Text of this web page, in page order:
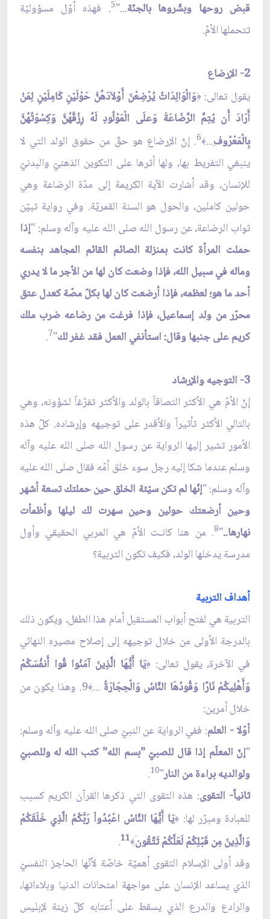
قبض روحها وبشّروها بالجنّة..."
5. فهذه أوّل مسؤوليّة
تتحملها الأمّ.
2- الإرضاع
يقول تعالى:﴿وَالْوَالِدَاتُ يُرْضِعْنَ أَوْلاَدَهُنَّ حَوْلَيْنِ كَامِلَيْنِ لِمَنْ
أَرَادَ أَن يُتِمَّ الرَّضَاعَةَ وَعلَى الْمَوْلُودِ لَهُ رِزْقُهُنَّ وَكِسْوَتُهُنَّ
بِالْمَعْرُوفِ...﴾6. إنّ الإرضاع هو حقّ من حقوق الولد التي لا
ينبغي التفريط بها، ولها أثرها على التكوين الذهنيّ والبدنيّ
للإنسان، وقد أشارت الآية الكريمة إلى مدّة الرضاعة وهي
حولين كاملين، والحول هو السنة القمريّة. وفي رواية تبيّن
ثواب الرضاعة، عن رسول الله صلى الله عليه وآله وسلم: "إذا
حملت المرأة كانت بمنزلة الصائم القائم المجاهد بنفسه
وماله في سبيل الله، فإذا وضعت كان لها من الأجر ما لا يدري
أحد ما هو؛ لعظمه، فإذا أرضعت كان لها بكلّ مصّة كعدل عتق
محرّر من ولد إسماعيل، فإذا فرغت من رضاعه ضرب ملك
كريم على جنبها وقال: استأنفي العمل فقد غفر لك"
7
.
3- التوجيه والإرشاد
إنّ الأمّ هي الأكثر التصاقاً بالولد والأكثر تفرّغاً لشؤونه، وهي
بالتالي الأكثر تأثيراً والأقدر على توجيهه وإرشاده. كلّ هذه
الأمور تشير إليها الرواية عن رسول الله صلى الله عليه وآله
وسلم عندما شكا إليه رجل سوء خلق أمّه فقال صلى الله عليه
وآله وسلم: "إنّها لم تكن سيّئة الخلق حين حملتك تسعة أشهر
وحين أرضعتك حولين وحين سهرت لك ليلها وأظمأت
نهارها.."
8. من هنا كانـت الأمّ هي المربي الحقيقي وأول
مدرسة يدخلها الولد، فكيف تكون التربية؟
أهداف التربية
التربية هي لفتح أبواب المستقبل أمام هذا الطفل، ويكون ذلك
بالدرجة الأولى من خلال توجيهه إلى إصلاح مصيره النهائي
في الآخرة، يقول تعالى:﴿يَا أَيُّهَا الَّذِينَ آمَنُوا قُوا أَنفُسَكُمْ
وَأَهْلِيكُمْ نَارًا وَقُودُهَا النَّاسُ وَالْحِجَارَةُ ...﴾ 9. وهذا يكون من
خلال أمرين:
أوّلا- العلم: ففي الرواية عن النبيّ صلى الله عليه وآله وسلم:
"إنّ المعلّم إذا قال للصبيّ "بسم الله" كتب الله له وللصبيّ
ولوالديه براءة من النار"
10
.
ثانياً- التقوى: هذه التقوى التي ذكرها القرآن الكريم كسبب
للعبادة ومبرّر لها: ﴿يَا أَيُّهَا النَّاسُ اعْبُدُواْ رَبَّكُمُ الَّذِي خَلَقَكُمْ
وَالَّذِينَ مِن قَبْلِكُمْ لَعَلَّكُمْ تَتَّقُون﴾11
.
وقد أولى الإسلام التقوى أهميّة خاصّة لأنّها الحاجز النفسيّ
الذي يساعد الإنسان على مواجهة امتحانات الدنيا وبلاءاتها،
والرادع والدرع الذي يسقط على أعتابه كلّ زينة لإبليس